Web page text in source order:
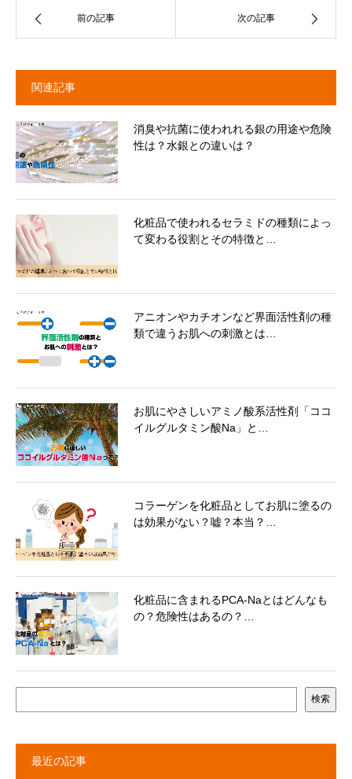
前の記事 次の記事
関連記事
消臭や抗菌に使われれる銀の用途や危険
性は？水銀との違いは？
化粧品で使われるセラミドの種類によっ
て変わる役割とその特徴と…
アニオンやカチオンなど界面活性剤の種
類で違うお肌への刺激とは…
お肌にやさしいアミノ酸系活性剤「ココ
イルグルタミン酸Na」と…
コラーゲンを化粧品としてお肌に塗るの
は効果がない？嘘？本当？…
化粧品に含まれるPCA-Naとはどんなも
の？危険性はあるの？…
検索
最近の記事